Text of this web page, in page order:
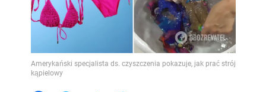
Amerykański specjalista ds. czyszczenia pokazuje, jak prać strój
kąpielowy